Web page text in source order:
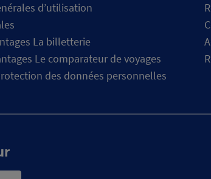
d’utilisation
La billetterie
Le comparateur de voyages
des données personnelles